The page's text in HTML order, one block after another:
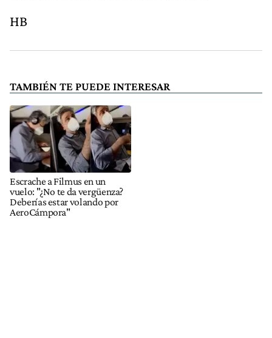
HB
TAMBIÉN TE PUEDE INTERESAR
Escrache a Filmus en un
vuelo: "¿No te da vergüenza?
Deberías estar volando por
AeroCámpora"